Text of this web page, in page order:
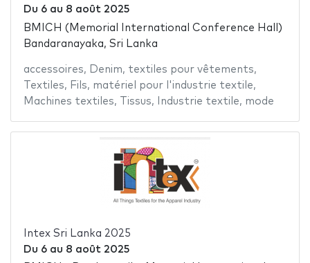
Du 6au 8 août 2025
BMICH (Memorial International Conference Hall)
Bandaranayaka, Sri Lanka
accessoires, Denim, textiles pour vêtements,
Textiles, Fils, matériel pour l'industrie textile,
Machines textiles, Tissus, Industrie textile, mode
Intex Sri Lanka 2025
Du 6au 8 août 2025